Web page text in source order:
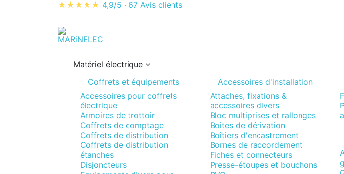
★★★★★ 4,9/5 · 67 Avis clients
Matériel électrique
Coffrets et équipements
Accessoires pour coffrets
électrique
Armoires de trottoir
Coffrets de comptage
Coffrets de distribution
Coffrets de distribution
étanches
Disjoncteurs
Accessoires d'installation
Attaches, fixations &
accessoires divers
Bloc multiprises et rallonges
Boites de dérivation
Boîtiers d'encastrement
Bornes de raccordement
Fiches et connecteurs
Presse-étoupes et bouchons